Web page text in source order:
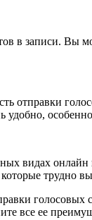
в записи. Вы
отправки
видах
трудно
все ее